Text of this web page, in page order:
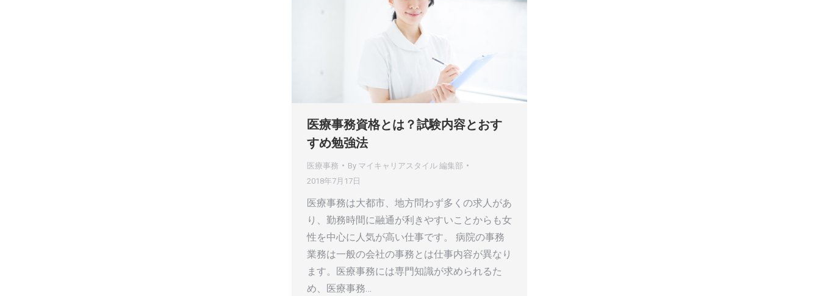
医療事務資格とは？試験内容とおす
すめ勉強法
医療事務 By マイキャリアスタイル 編集部
2018年7月17日
医療事務は大都市、地方問わず多くの求人があ
り、勤務時間に融通が利きやすいことからも女
性を中心に人気が高い仕事です。 病院の事務
業務は一般の会社の事務とは仕事内容が異なり
ます。医療事務には専門知識が求められるた
め、医療事務…